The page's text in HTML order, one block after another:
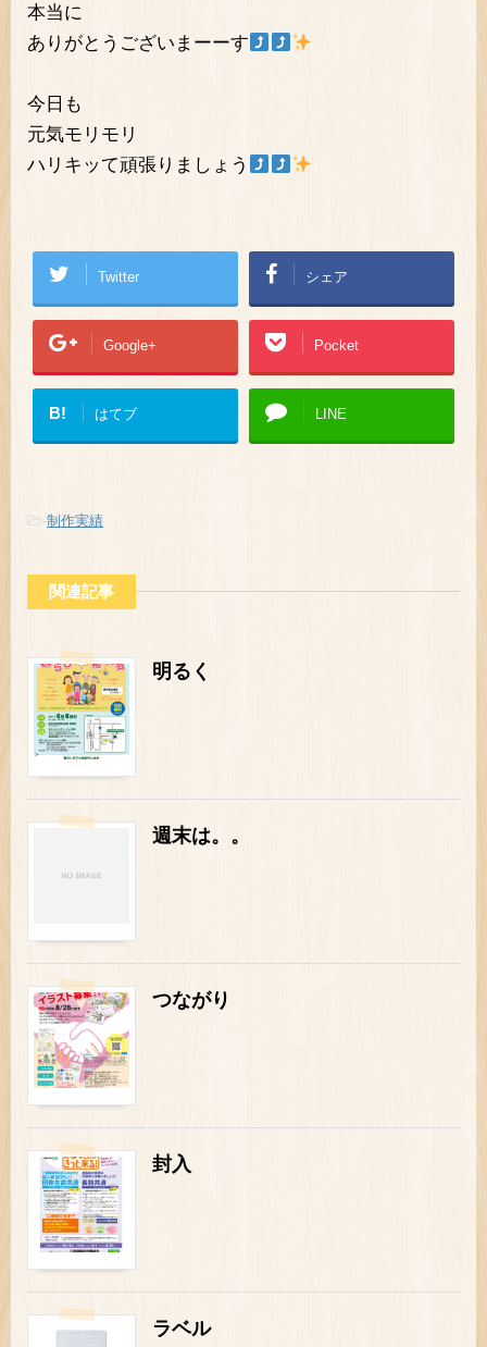
本当に
ありがとうございまーーす
今日も
元気モリモリ
ハリキッて頑張りましょう
Twitter シェア
Google+ Pocket
B! はてブ LINE
-制作実績
関連記事
明るく
週末は。。
つながり
封入
ラベル